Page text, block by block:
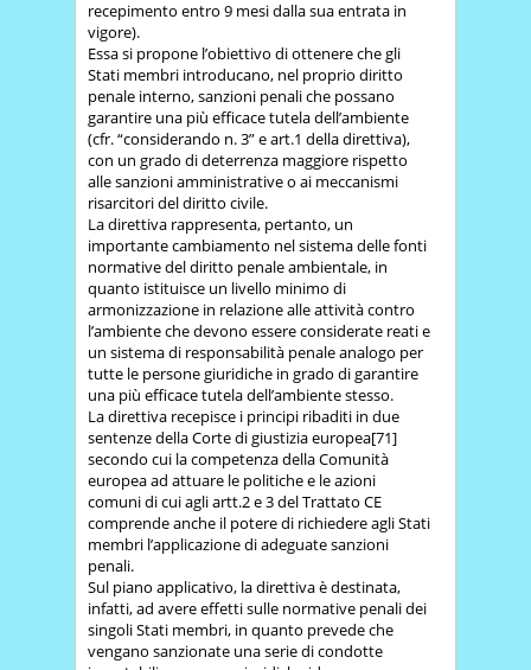
recepimento entro 9 mesi dalla sua entrata in
vigore).
Essa si propone l’obiettivo di ottenere che gli
Stati membri introducano, nel proprio diritto
penale interno, sanzioni penali che possano
garantire una più efficace tutela dell’ambiente
(cfr. “considerando n. 3” e art.1 della direttiva),
con un grado di deterrenza maggiore rispetto
alle sanzioni amministrative o ai meccanismi
risarcitori del diritto civile.
La direttiva rappresenta, pertanto, un
importante cambiamento nel sistema delle fonti
normative del diritto penale ambientale, in
quanto istituisce un livello minimo di
armonizzazione in relazione alle attività contro
l’ambiente che devono essere considerate reati e
un sistema di responsabilità penale analogo per
tutte le persone giuridiche in grado di garantire
una più efficace tutela dell’ambiente stesso.
La direttiva recepisce i principi ribaditi in due
sentenze della Corte di giustizia europea[71]
secondo cui la competenza della Comunità
europea ad attuare le politiche e le azioni
comuni di cui agli artt.2 e 3 del Trattato CE
comprende anche il potere di richiedere agli Stati
membri l’applicazione di adeguate sanzioni
penali.
Sul piano applicativo, la direttiva è destinata,
infatti, ad avere effetti sulle normative penali dei
singoli Stati membri, in quanto prevede che
vengano sanzionate una serie di condotte